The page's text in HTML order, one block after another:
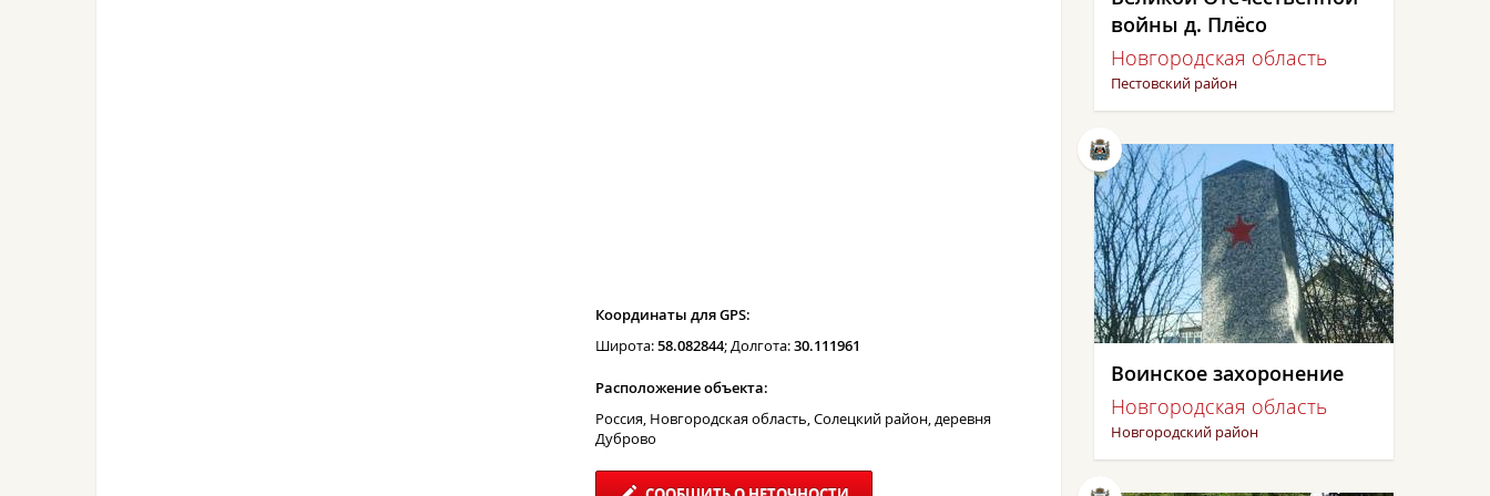
Координаты для GPS:
Широта:58.082844; Долгота:30.111961
Расположение объекта:
Россия, Новгородская область, Солецкий район, деревня
Дуброво
войны д. Плёсо
Новгородская область
Пестовский район
Воинское захоронение
Новгородская область
Новгородский район